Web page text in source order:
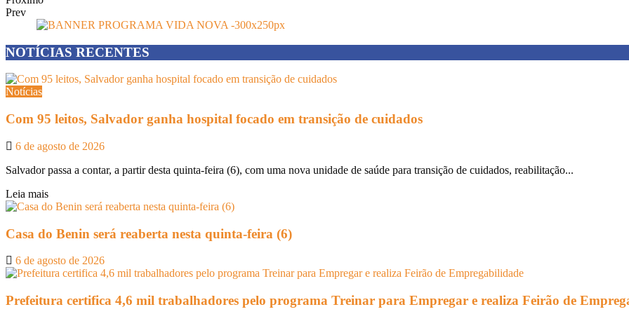
Prev
NOTÍCIAS RECENTES
Notícias
Com 95 leitos, Salvador ganha hospital focado em transição de cuidados
6 de agosto de 2026
Salvador passa a contar, a partir desta quinta-feira (6), com uma nova unidade de saúde para transição de cuidados, reabilitação...
Leia mais
Casa do Benin será reaberta nesta quinta-feira (6)
6 de agosto de 2026
Prefeitura certifica 4,6 mil trabalhadores pelo programa Treinar para Empregar e realiza Feirão de